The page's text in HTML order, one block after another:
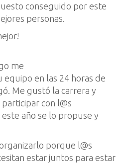
conseguido por este
personas.
me
equipo en las 24 horas de
Me gustó la carrera y
con l@s
año se lo propuse y
porque l@s
estar juntos para estar